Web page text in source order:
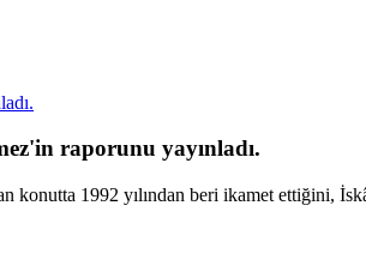
raporunu yayınladı.
konutta 1992 yılından beri ikamet ettiğini,